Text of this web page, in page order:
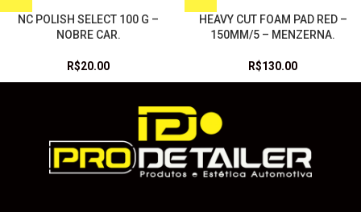
NC POLISH SELECT 100 G –
NOBRE CAR.
R$20.00
HEAVY CUT FOAM PAD RED –
150MM/5 – MENZERNA.
R$130.00